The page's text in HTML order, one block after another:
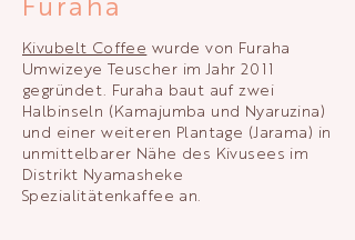
Kivubelt Coffee wurde von Furaha
Umwizeye Teuscher im Jahr 2011
gegründet. Furaha baut auf zwei
Halbinseln (Kamajumba und Nyaruzina)
und einer weiteren Plantage (Jarama) in
unmittelbarer Nähe des Kivusees im
Distrikt Nyamasheke
Spezialitätenkaffee an.